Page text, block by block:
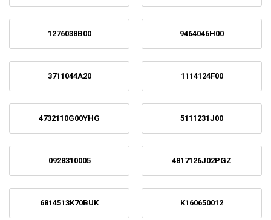
1276038B00 9464046H00
3711044A20 1114124F00
4732110G00YHG 5111231J00
0928310005 4817126J02PGZ
6814513K70BUK K160650012